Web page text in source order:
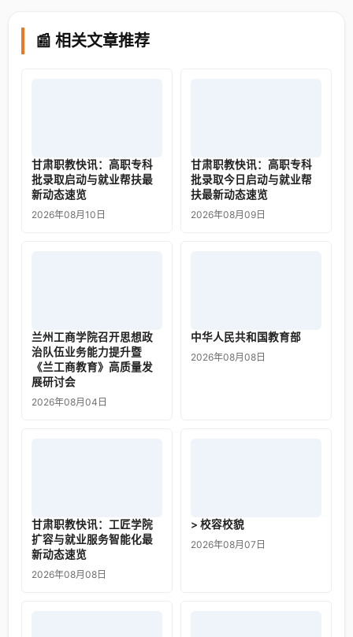
📰 相关文章推荐
甘肃职教快讯：高职专科
批录取启动与就业帮扶最
新动态速览
2026年08月10日
甘肃职教快讯：高职专科
批录取今日启动与就业帮
扶最新动态速览
2026年08月09日
兰州工商学院召开思想政
治队伍业务能力提升暨
《兰工商教育》高质量发
展研讨会
2026年08月04日
中华人民共和国教育部
2026年08月08日
甘肃职教快讯：工匠学院
扩容与就业服务智能化最
新动态速览
2026年08月08日
> 校容校貌
2026年08月07日